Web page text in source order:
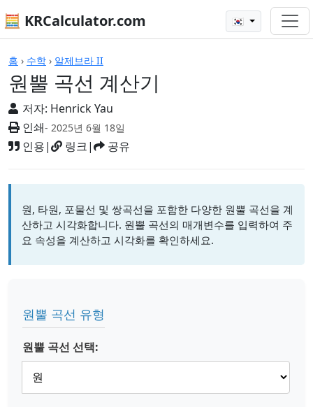
🧮 KRCalculator.com 🇰🇷
홈 › 수학 › 알제브라 II
원뿔 곡선 계산기
저자: Henrick Yau
인쇄- 2025년 6월 18일
인용| 링크| 공유
계산기
원, 타원, 포물선 및 쌍곡선을 포함한 다양한 원뿔 곡선을 계
산하고 시각화합니다. 원뿔 곡선의 매개변수를 입력하여 주
요 속성을 계산하고 시각화를 확인하세요.
원뿔 곡선 유형
원뿔 곡선 선택: